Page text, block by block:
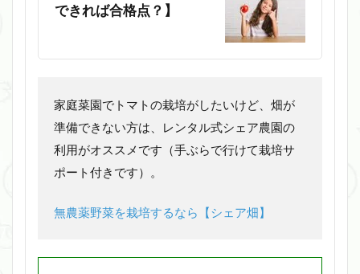
できれば合格点？】
家庭菜園でトマトの栽培がしたいけど、畑が
準備できない方は、レンタル式シェア農園の
利用がオススメです（手ぶらで行けて栽培サ
ポート付きです）。
無農薬野菜を栽培するなら【シェア畑】